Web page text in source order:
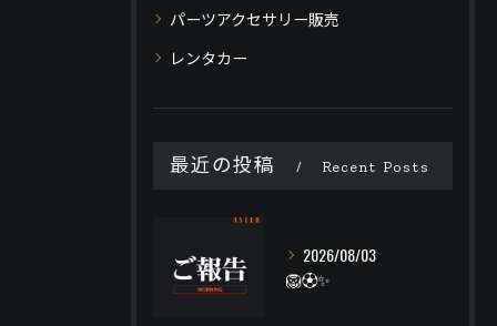
パーツアクセサリー販売
レンタカー
最近の投稿 Recent Posts
2026/08/03
🦁⚽️✨